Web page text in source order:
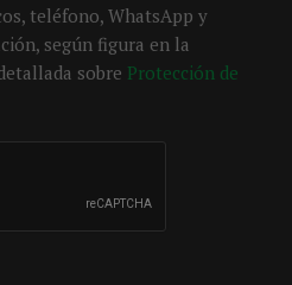
teléfono, WhatsApp y
según figura en la
sobre Protección de